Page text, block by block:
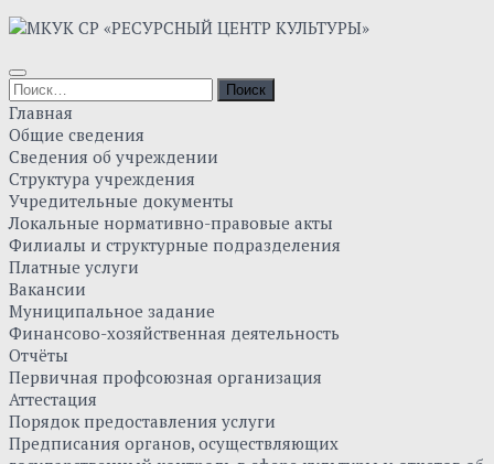
Skip
content
Найти:
Главная
Общие сведения
Сведения об учреждении
Структура учреждения
Учредительные документы
Локальные нормативно-правовые акты
Филиалы и структурные подразделения
Платные услуги
Вакансии
Муниципальное задание
Финансово-хозяйственная деятельность
Отчёты
Первичная профсоюзная организация
Аттестация
Порядок предоставления услуги
Предписания органов, осуществляющих